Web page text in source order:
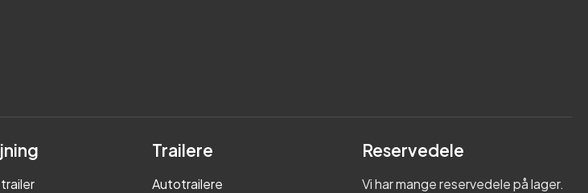
Trailere
Autotrailere
Reservedele
Vi har mange reservedele på lager.